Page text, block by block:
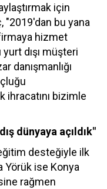
için
"2019'dan bu yana
hizmet
yurt dışı müşteri
danışmanlığı
bizimle
dünyaya açıldık"
desteğiyle ilk
Yörük ise Konya
rağmen